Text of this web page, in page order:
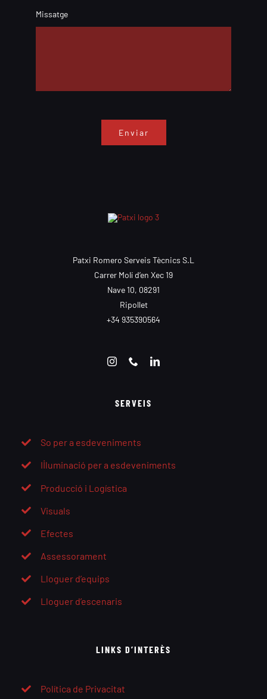
Missatge
Enviar
Patxi Romero Serveis Tècnics S.L
Carrer Molí d’en Xec 19
Nave 10, 08291
Ripollet
+34 935390564
SERVEIS
So per a esdeveniments
Il·luminació per a esdeveniments
Producció i Logística
Visuals
Efectes
Assessorament
Lloguer d’equips
Lloguer d’escenaris
LINKS D’INTERÈS
Política de Privacitat